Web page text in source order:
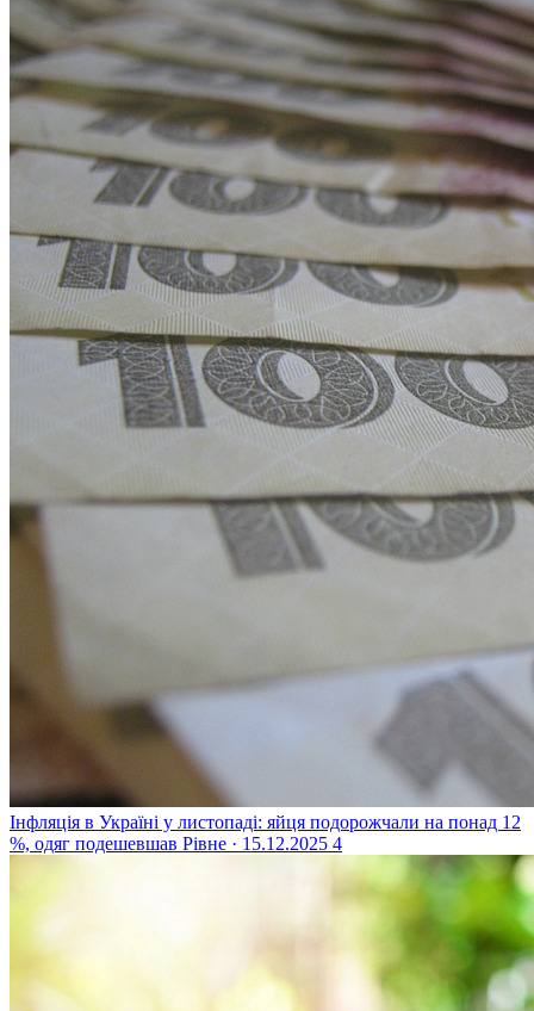
Інфляція в Україні у листопаді: яйця подорожчали на понад 12
%, одяг подешевшав Рівне · 15.12.2025 4